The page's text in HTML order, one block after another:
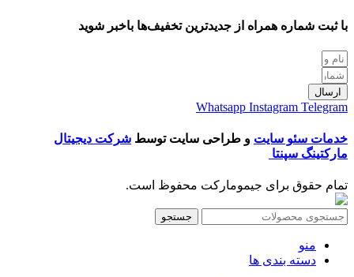
با ثبت شماره همراه از جدید‌ترین تخفیف‌ها با‌خبر شوید
ارسال
Whatsapp Instagram Telegram
خدمات سئو سایت و طراحی سایت توسط شرکت دیجیتال
مارکتینگ سپنتا
تمام حقوق برای جیمومارکت محفوظ است.
جستجو
منو
دسته بندی ها